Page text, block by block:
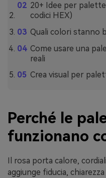
20+ Idee per
codici HEX)
Quali colori stanno
Come usare una
reali
Crea visual per
Perché le
funzionano
Il rosa porta calore,
aggiunge fiducia,